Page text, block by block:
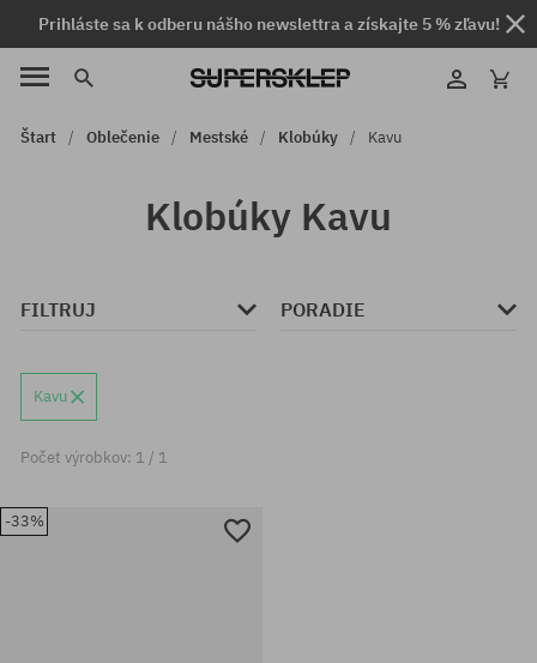
Prihláste sa k odberu nášho newslettra a získajte 5 % zľavu!
Štart Oblečenie Mestské Klobúky Kavu
Klobúky Kavu
FILTRUJ PORADIE
Kavu
Počet výrobkov: 1 / 1
-33%